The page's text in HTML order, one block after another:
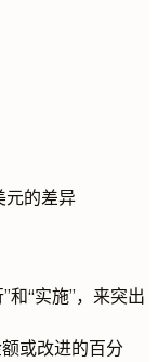
元的差异
和“实施”，来突出
或改进的百分